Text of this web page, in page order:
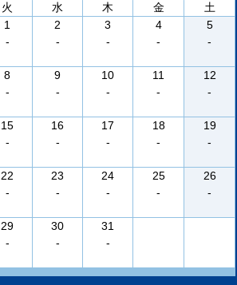
火 水 木 金
土
1
-
2
-
3
-
4
-
5
-
8
-
9
-
10
-
11
-
12
-
15
-
16
-
17
-
18
-
19
-
22
-
23
-
24
-
25
-
26
-
29
-
30
-
31
-